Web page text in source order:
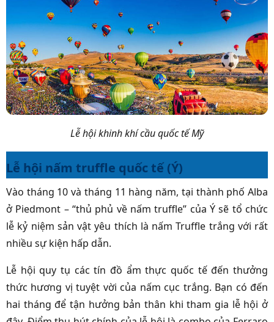
Lễ hội khinh khí cầu quốc tế Mỹ
Lễ hội nấm truffle quốc tế (Ý)
Vào tháng 10 và tháng 11 hàng năm, tại thành phố Alba
ở Piedmont – “thủ phủ về nấm truffle” của Ý sẽ tổ chức
lễ kỷ niệm sản vật yêu thích là nấm Truffle trắng với rất
nhiều sự kiện hấp dẫn.
Lễ hội quy tụ các tín đồ ẩm thực quốc tế đến thưởng
thức hương vị tuyệt vời của nấm cục trắng. Bạn có đến
hai tháng để tận hưởng bản thân khi tham gia lễ hội ở